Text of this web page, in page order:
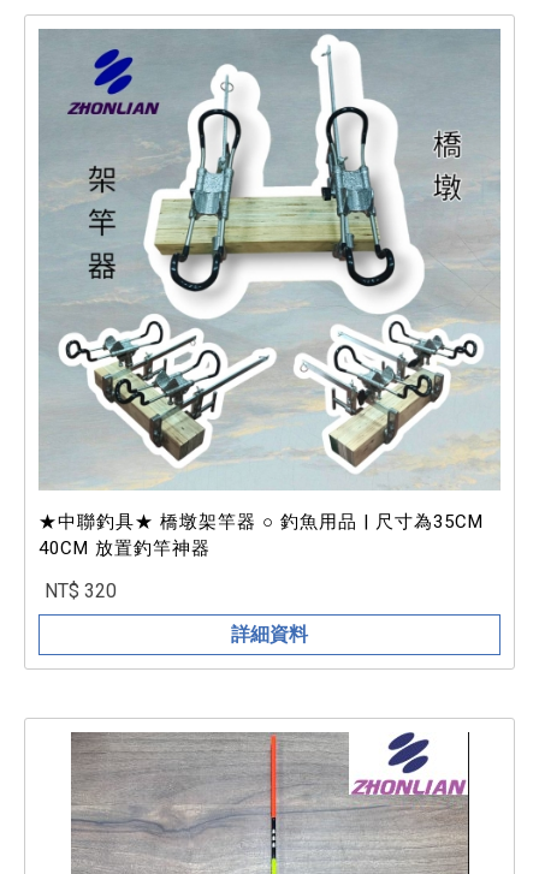
★中聯釣具★ 橋墩架竿器 ○ 釣魚用品 | 尺寸為35CM
40CM 放置釣竿神器
NT$ 320
詳細資料